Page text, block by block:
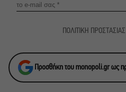
ΠΟΛΙΤΙΚΗ
Προσθήκη του monopoli.gr ως